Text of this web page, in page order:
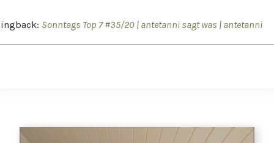
Sonntags Top 7 #35/20 | antetanni sagt was | antetanni